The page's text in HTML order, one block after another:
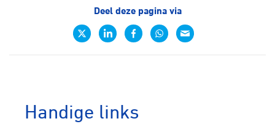
Deel deze pagina via
Handige links